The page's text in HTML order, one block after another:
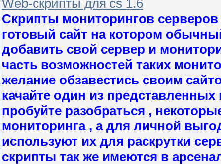
Web-скрипты для cs 1.6
Скрипты мониторингов серверов
готовый сайт на котором
добавить свой сервер и
часть возможностей таких
желание обзавестись своим
качайте один из представленных
пробуйте разобраться ,
мониторинга , а для личной
используют их для раскрутки
скрипты так же имеются в